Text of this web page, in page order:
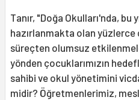
Tanır, "Doğa Okulları'nda, bu
hazırlanmakta olan yüzlerce
süreçten olumsuz
yönden çocuklarımızın
sahibi ve okul yönetimini
midir? Öğretmenlerimiz,